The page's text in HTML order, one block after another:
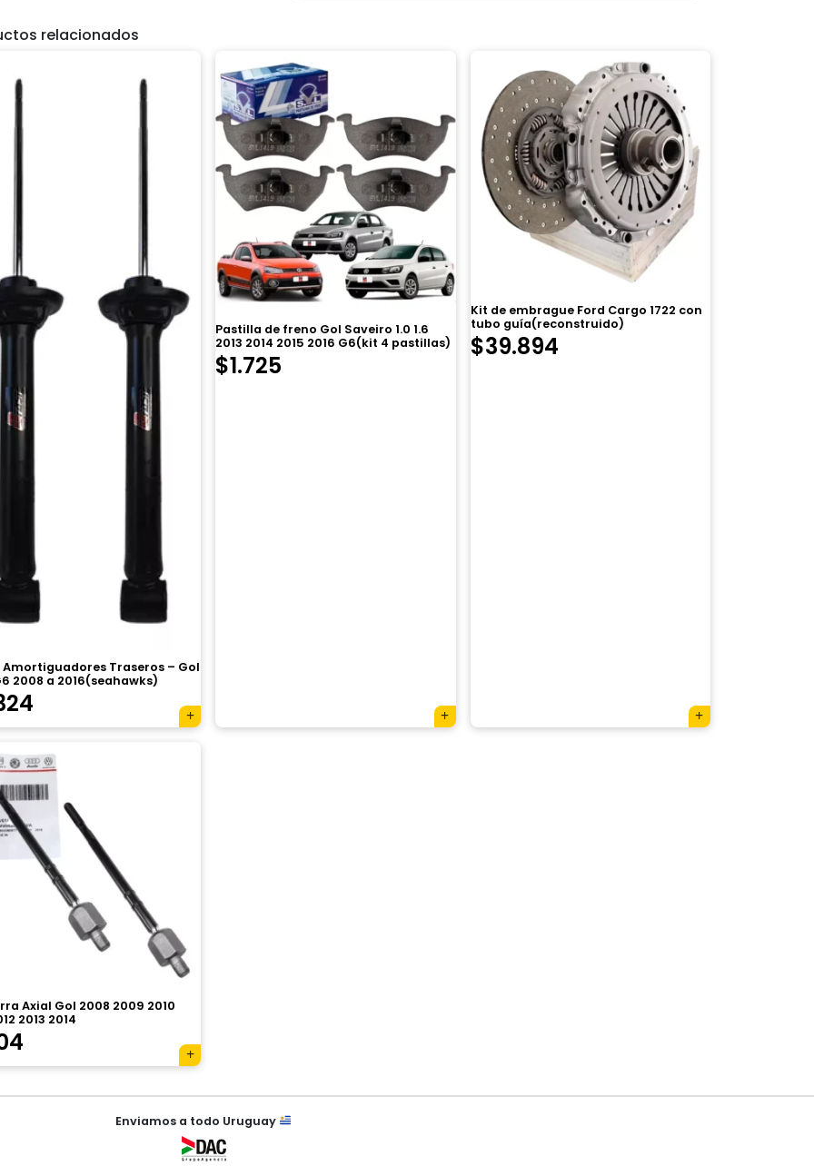
relacionados
Amortiguadores Traseros – Gol
2008 a 2016(seahawks)
Pastilla de freno Gol Saveiro 1.0 1.6
2013 2014 2015 2016 G6(kit 4 pastillas)
$1.725
Kit de embrague Ford Cargo 1722 con
tubo guía(reconstruido)
$39.894
Axial Gol 2008 2009 2010
2013 2014
Enviamos a todo Uruguay